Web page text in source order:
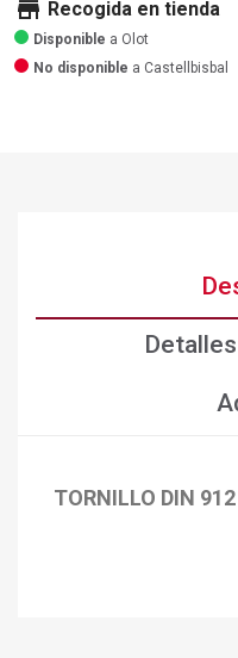
store Recogida en tienda
Disponible a Olot
No disponible a Castellbisbal
TORNILLO DIN